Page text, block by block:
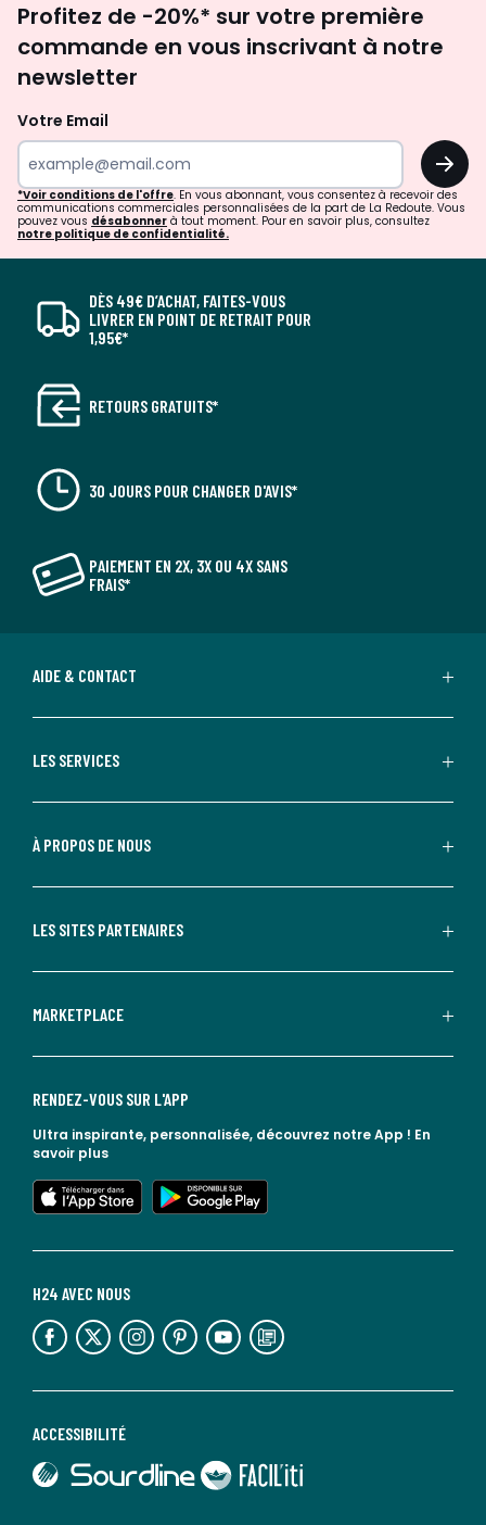
newsletter
Profitez de -20%* sur votre première
commande en vous inscrivant à notre
newsletter
Votre Email
OK
*Voir conditions de l'offre. En vous abonnant, vous consentez à recevoir des
communications commerciales personnalisées de la part de La Redoute. Vous
pouvez vous désabonner à tout moment. Pour en savoir plus, consultez
notre politique de confidentialité.
DÈS 49€ D’ACHAT, FAITES-VOUS
LIVRER EN POINT DE RETRAIT POUR
1,95€*
RETOURS GRATUITS*
30 JOURS POUR CHANGER D'AVIS*
PAIEMENT EN 2X, 3X OU 4X SANS
FRAIS*
AIDE & CONTACT
LES SERVICES
À PROPOS DE NOUS
LES SITES PARTENAIRES
MARKETPLACE
ACCESSIBILITÉ
lien vers Sourdline
lien vers Faciliti
H24 AVEC NOUS
lien vers l'espace réseaux sociaux lien vers l'espace réseaux sociaux lien vers l'espace réseaux sociaux lien vers l'espace réseaux sociaux lien vers l'espace réseaux sociaux lien vers le blog la redoute
RENDEZ-VOUS SUR L'APP
Ultra inspirante, personnalisée, découvrez notre App ! En
savoir plus
lien vers l'app store
lien vers google play